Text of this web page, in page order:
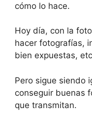
cómo lo hace.
Hoy día, con la
hacer fotografías,
bien expuestas,
Pero sigue siendo
conseguir buenas
que transmitan.